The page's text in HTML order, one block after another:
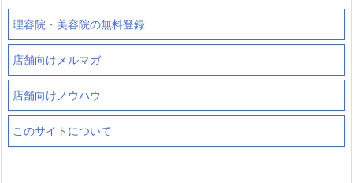
理容院・美容院の無料登録
店舗向けメルマガ
店舗向けノウハウ
このサイトについて